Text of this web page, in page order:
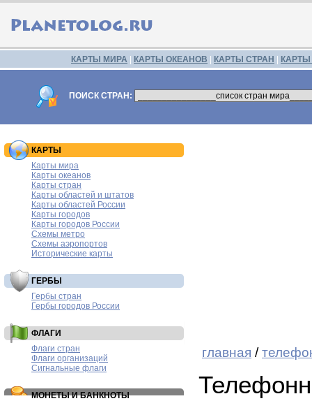
КАРТЫ МИРА КАРТЫ ОКЕАНОВ КАРТЫ СТРАН
ПОИСК СТРАН:
КАРТЫ
Карты мира
Карты океанов
Карты стран
Карты областей и штатов
Карты областей России
Карты городов
Карты городов России
Схемы метро
Схемы аэропортов
Исторические карты
ГЕРБЫ
Гербы стран
Гербы городов России
ФЛАГИ
Флаги стран
Флаги организаций
Сигнальные флаги
МОНЕТЫ И БАНКНОТЫ
главная /